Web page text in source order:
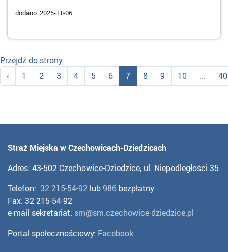
dodano: 2025-11-06
Przejdź do strony
‹
1 2 3 4 5 6 7 8 9 10 ... 40
Straż Miejska w Czechowicach-Dziedzicach
Adres: 43-502 Czechowice-Dziedzice, ul. Niepodległości 35
Telefon: 32 215-54-92 lub986 bezpłatny
Fax: 32 215-54-92
e-mail sekretariat: sm@sm.czechowice-dziedzice.pl
Portal społecznościowy: Facebook